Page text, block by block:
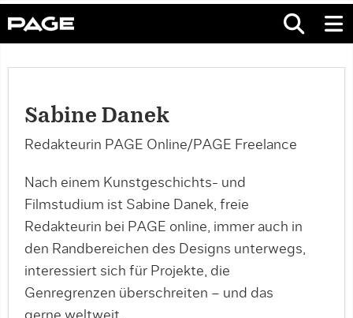
Sabine Danek
Redakteurin PAGE Online/PAGE Freelance
Nach einem Kunstgeschichts- und
Filmstudium ist Sabine Danek, freie
Redakteurin bei PAGE online, immer auch in
den Randbereichen des Designs unterwegs,
interessiert sich für Projekte, die
Genregrenzen überschreiten – und das